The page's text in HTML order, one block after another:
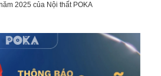
2025 của Nội thất POKA